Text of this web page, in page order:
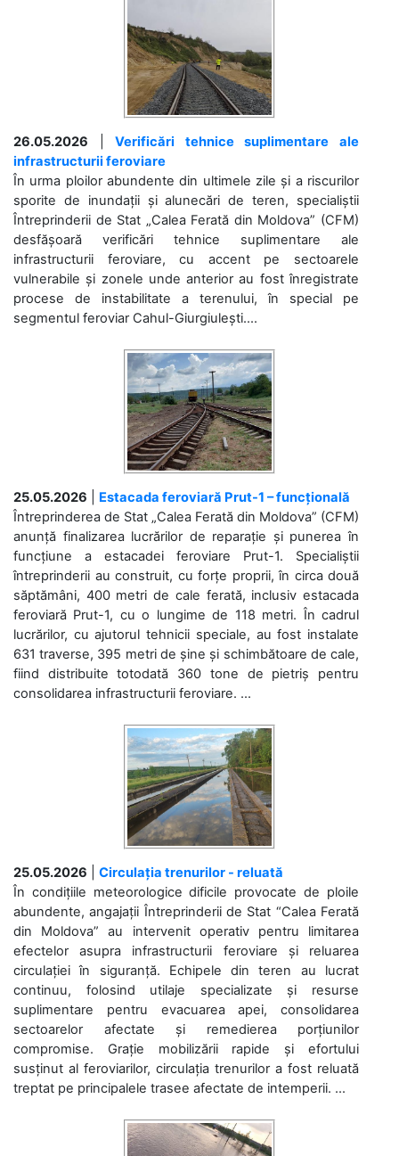
26.05.2026 |Verificări tehnice suplimentare ale
infrastructurii feroviare
În urma ploilor abundente din ultimele zile și a riscurilor
sporite de inundații și alunecări de teren, specialiștii
Întreprinderii de Stat „Calea Ferată din Moldova” (CFM)
desfășoară verificări tehnice suplimentare ale
infrastructurii feroviare, cu accent pe sectoarele
vulnerabile și zonele unde anterior au fost înregistrate
procese de instabilitate a terenului, în special pe
segmentul feroviar Cahul-Giurgiulești....
25.05.2026
Estacada feroviară Prut-1 – funcțională
Întreprinderea de Stat „Calea Ferată din Moldova” (CFM)
anunță finalizarea lucrărilor de reparație și punerea în
funcțiune a estacadei feroviare Prut-1. Specialiștii
întreprinderii au construit, cu forțe proprii, în circa două
săptămâni, 400 metri de cale ferată, inclusiv estacada
feroviară Prut-1, cu o lungime de 118 metri. În cadrul
lucrărilor, cu ajutorul tehnicii speciale, au fost instalate
631 traverse, 395 metri de șine și schimbătoare de cale,
fiind distribuite totodată 360 tone de pietriș pentru
consolidarea infrastructurii feroviare. ...
25.05.2026
Circulația trenurilor - reluată
În condițiile meteorologice dificile provocate de ploile
abundente, angajații Întreprinderii de Stat “Calea Ferată
din Moldova” au intervenit operativ pentru limitarea
efectelor asupra infrastructurii feroviare și reluarea
circulației în siguranță. Echipele din teren au lucrat
continuu, folosind utilaje specializate și resurse
suplimentare pentru evacuarea apei, consolidarea
sectoarelor afectate și remedierea porțiunilor
compromise. Grație mobilizării rapide și efortului
susținut al feroviarilor, circulația trenurilor a fost reluată
treptat pe principalele trasee afectate de intemperii. ...